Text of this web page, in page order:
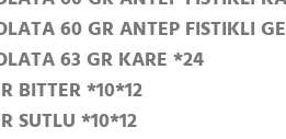
60 GR ANTEP FISTIKLI
63 GR KARE *24
BITTER *10*12
SUTLU *10*12